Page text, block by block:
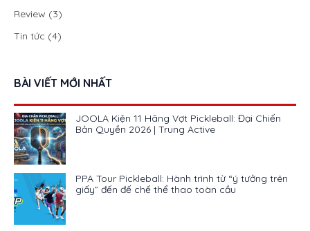
Review (3)
Tin tức (4)
BÀI VIẾT MỚI NHẤT
JOOLA Kiện 11 Hãng Vợt Pickleball: Đại Chiến
Bản Quyền 2026 | Trung Active
PPA Tour Pickleball: Hành trình từ “ý tưởng trên
giấy” đến đế chế thể thao toàn cầu